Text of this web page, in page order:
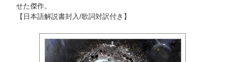
せた傑作。
【日本語解説書封入/歌詞対訳付き】